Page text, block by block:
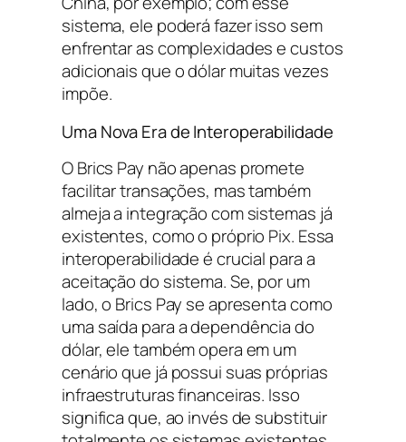
sistema, ele poderá fazer isso sem
enfrentar as complexidades e custos
adicionais que o dólar muitas vezes
impõe.
Uma Nova Era de Interoperabilidade
O Brics Pay não apenas promete
facilitar transações, mas também
almeja a integração com sistemas já
existentes, como o próprio Pix. Essa
interoperabilidade é crucial para a
aceitação do sistema. Se, por um
lado, o Brics Pay se apresenta como
uma saída para a dependência do
dólar, ele também opera em um
cenário que já possui suas próprias
infraestruturas financeiras. Isso
significa que, ao invés de substituir